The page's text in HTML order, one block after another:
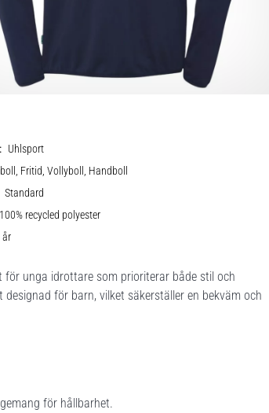
Uhlsport
Fritid, Vollyboll, Handboll
Standard
100% recycled polyester
år
för unga idrottare som prioriterar både stil och
för barn, vilket säkerställer en bekväm och
för hållbarhet.